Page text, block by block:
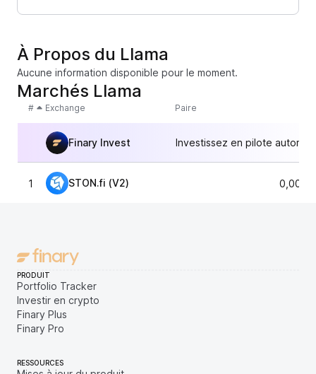
À Propos du Llama
Aucune information disponible pour le moment.
Marchés Llama
# Exchange Paire
Finary Invest Investissez en pilote
1 STON.fi (V2)
PRODUIT
Portfolio Tracker
Investir en crypto
Finary Plus
Finary Pro
RESSOURCES